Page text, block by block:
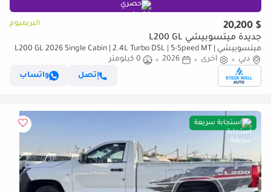
حصري
$ 20,200 البريميوم
جديدة ميتسوبيشي L200 GL
ميتسوبيشي L200 GL 2026 Single Cabin | 2.4L Turbo DSL | 5-Speed MT |
4WD | Heavy-Duty Workhorse
دبي أخرى 2026
0 كيلومتر
إتصل
واتساب
استجابة سريعة